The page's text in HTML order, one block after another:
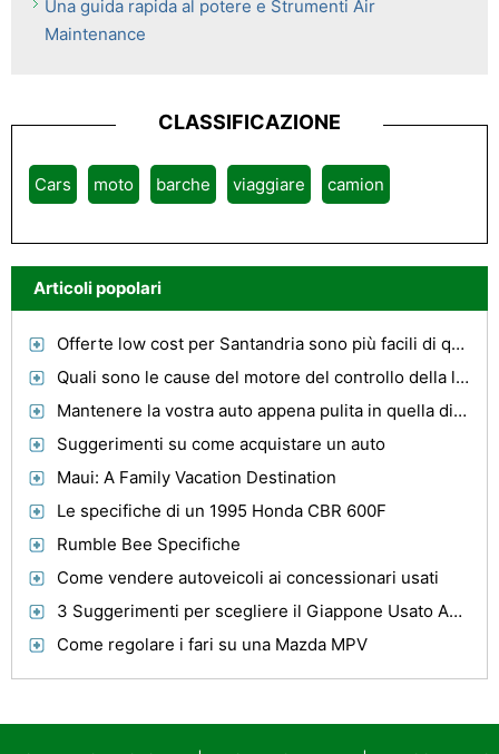
Una guida rapida al potere e Strumenti Air
Maintenance
CLASSIFICAZIONE
Cars moto barche viaggiare camion
Articoli popolari
Offerte low cost per Santandria sono più facili di quanto si Anticipare
Quali sono le cause del motore del controllo della luce a venire su in un 2001 KIA Sephia?
Mantenere la vostra auto appena pulita in quella direzione
Suggerimenti su come acquistare un auto
Maui: A Family Vacation Destination
Le specifiche di un 1995 Honda CBR 600F
Rumble Bee Specifiche
Come vendere autoveicoli ai concessionari usati
3 Suggerimenti per scegliere il Giappone Usato Auto per le tue esigenze
Come regolare i fari su una Mazda MPV